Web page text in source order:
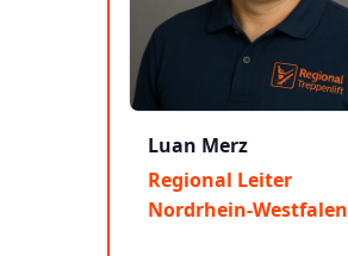
Luan Merz
Regional Leiter
Nordrhein-Westfalen